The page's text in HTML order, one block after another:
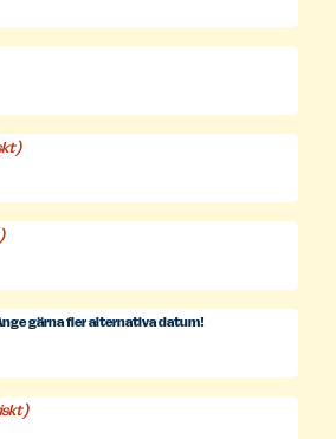
gärna fler alternativa datum!